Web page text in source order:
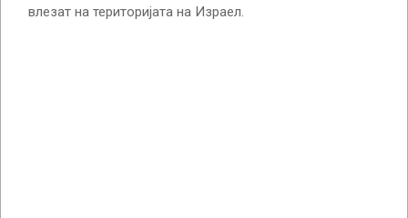
влезат на територијата на Израел.